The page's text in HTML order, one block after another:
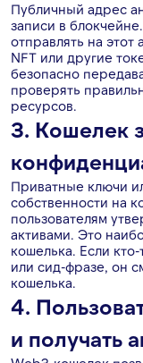
Публичный адрес
записи в
отправлять на
NFT или другие
безопасно
проверять
ресурсов.
3. Кошелек
Приватные ключи
собственности на
пользователям
активами. Это
кошелька. Если
или сид-фразе, он
кошелька.
4.
и получать